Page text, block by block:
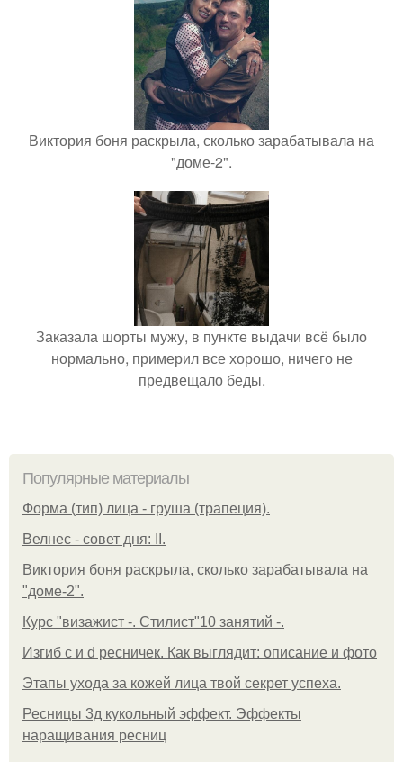
Виктория боня раскрыла, сколько зарабатывала на
"доме-2".
Заказала шорты мужу, в пункте выдачи всё было
нормально, примерил все хорошо, ничего не
предвещало беды.
Популярные материалы
Форма (тип) лица - груша (трапеция).
Велнес - совет дня: II.
Виктория боня раскрыла, сколько зарабатывала на
"доме-2".
Курс "визажист -. Стилист"10 занятий -.
Изгиб c и d ресничек. Как выглядит: описание и фото
Этапы ухода за кожей лица твой секрет успеха.
Ресницы 3д кукольный эффект. Эффекты
наращивания ресниц